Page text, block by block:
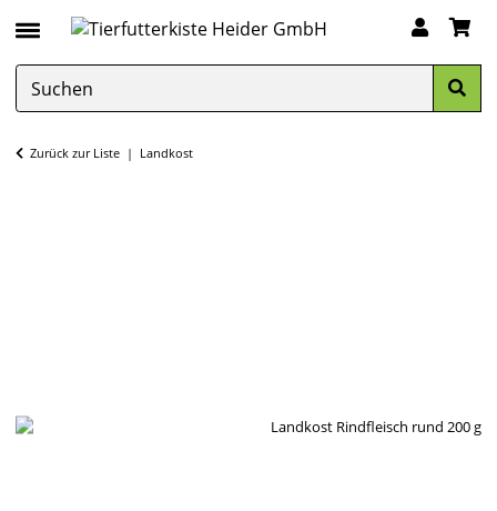
Zurück zur Liste Landkost